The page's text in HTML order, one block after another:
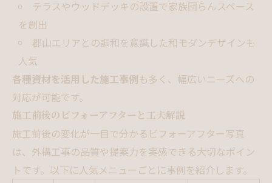
テラスやウッドデッキの設置で家族団らんスペース
を創出
郡山エリアとの調和を意識した和モダンデザインも
人気
各種資材を活用した施工事例も多く、幅広いニーズへの
対応が可能です。
施工前後のビフォーアフターと工夫解説
施工前後の変化が一目で分かるビフォーアフター写真
は、外構工事の品質や提案力を実感できる大切なポイン
トです。以下に人気メニューごとに事例を紹介します。